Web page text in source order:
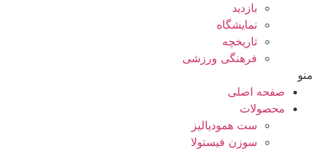
بازدید
نمایشگاه
تاريخچه
فرهنگی ورزشی
منو
صفحه اصلی
محصولات
ست همودیالیز
سوزن فیستولا